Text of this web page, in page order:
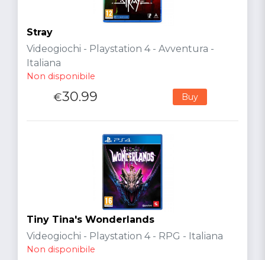
Stray
Videogiochi - Playstation 4 - Avventura -
Italiana
Non disponibile
€30.99 Buy
Tiny Tina's Wonderlands
Videogiochi - Playstation 4 - RPG - Italiana
Non disponibile